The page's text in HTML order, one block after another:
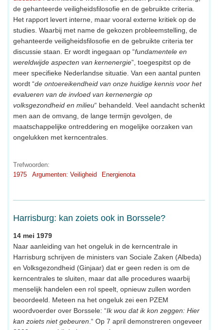
de gehanteerde veiligheidsfilosofie en de gebruikte criteria.
Het rapport levert interne, maar vooral externe kritiek op de
studies. Waarbij met name de gekozen probleemstelling, de
gehanteerde veiligheidsfilosofie en de gebruikte criteria ter
discussie staan. Er wordt ingegaan op “fundamentele en
wereldwijde aspecten van kernenergie”, toegespitst op de
meer specifieke Nederlandse situatie. Van een aantal punten
wordt “de ontoereikendheid van onze huidige kennis voor het
evalueren van de invloed van kernenergie op
volksgezondheid en milieu“ behandeld. Veel aandacht schenkt
men aan de omvang, de lange termijn gevolgen, de
maatschappelijke ontreddering en mogelijke oorzaken van
ongelukken met kerncentrales.
Trefwoorden:
1975
Argumenten: Veiligheid Energienota
Harrisburg: kan zoiets ook in Borssele?
14 mei 1979
Naar aanleiding van het ongeluk in de kerncentrale in
Harrisburg schrijven de ministers van Sociale Zaken (Albeda)
en Volksgezondheid (Ginjaar) dat er geen reden is om de
kerncentrales te sluiten, maar dat alle procedures waarbij
menselijk handelen een rol speelt, opnieuw zullen worden
beoordeeld. Meteen na het ongeluk zei een PZEM
woordvoerder over Borssele: “Ik wou dat ik kon zeggen: Hier
kan zoiets niet gebeuren.“ Op 7 april demonstreren ongeveer